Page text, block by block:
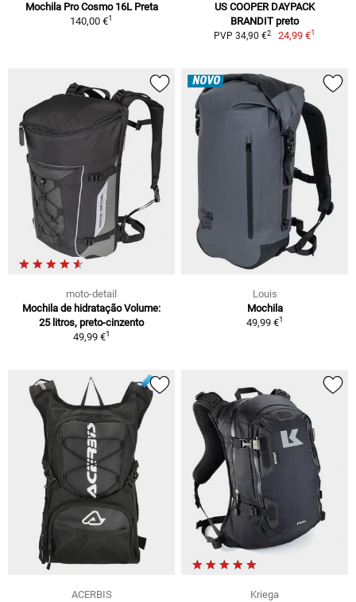
Mochila Pro Cosmo 16L Preta
140,00 €1
US COOPER DAYPACK
BRANDIT preto
PVP 34,90 €2 24,99 €1
moto-detail
Mochila de hidratação Volume:
25 litros, preto-cinzento
49,99 €1
NOVO
Louis
Mochila
49,99 €1
ACERBIS
Kriega